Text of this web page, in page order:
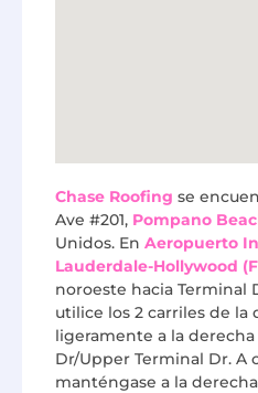
Chase Roofing se
Ave #201, Pompano
Unidos. En Aeropuerto
Lauderdale-Hollywood
noroeste hacia Terminal
utilice los 2 carriles de la
ligeramente a la
Dr/Upper Terminal Dr. A
manténgase a la